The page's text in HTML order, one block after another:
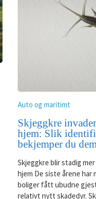
Auto og maritimt
Skjeggkre
hjem: Slik
bekjemper du
Skjeggkre blir stadig
hjem De siste årene har
boliger fått ubudne
relativt nytt skadedyr.